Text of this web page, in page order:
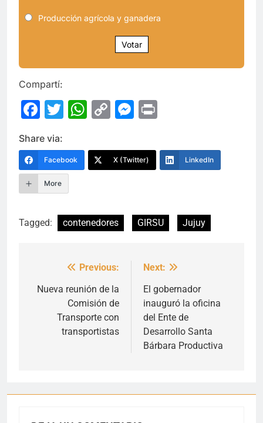
Producción agrícola y ganadera
Votar
Compartí:
Facebook
Twitter
WhatsApp
CopyMessenger
Share via:
Facebook X (Twitter) LinkedIn
More
Tagged: contenedores GIRSU Jujuy
Navegación
de
entradas
Previous:
Nueva reunión de la
Comisión de
Transporte con
transportistas
Next:
El gobernador
inauguró la oficina
del Ente de
Desarrollo Santa
Bárbara Productiva